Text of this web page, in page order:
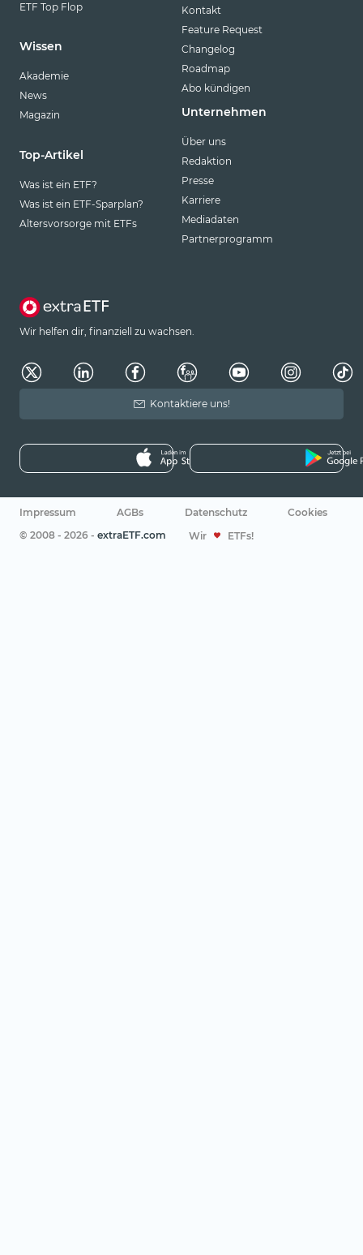
ETF Top Flop
Wissen
Akademie
News
Magazin
Top-Artikel
Was ist ein ETF?
Was ist ein ETF-Sparplan?
Altersvorsorge mit ETFs
Kontakt
Feature Request
Changelog
Roadmap
Abo kündigen
Unternehmen
Über uns
Redaktion
Presse
Karriere
Mediadaten
Partnerprogramm
Wir helfen dir, finanziell zu wachsen.
Kontaktiere uns!
Impressum AGBs Datenschutz
Cookies
© 2008 - 2026 - extraETF.com Wir ETFs!